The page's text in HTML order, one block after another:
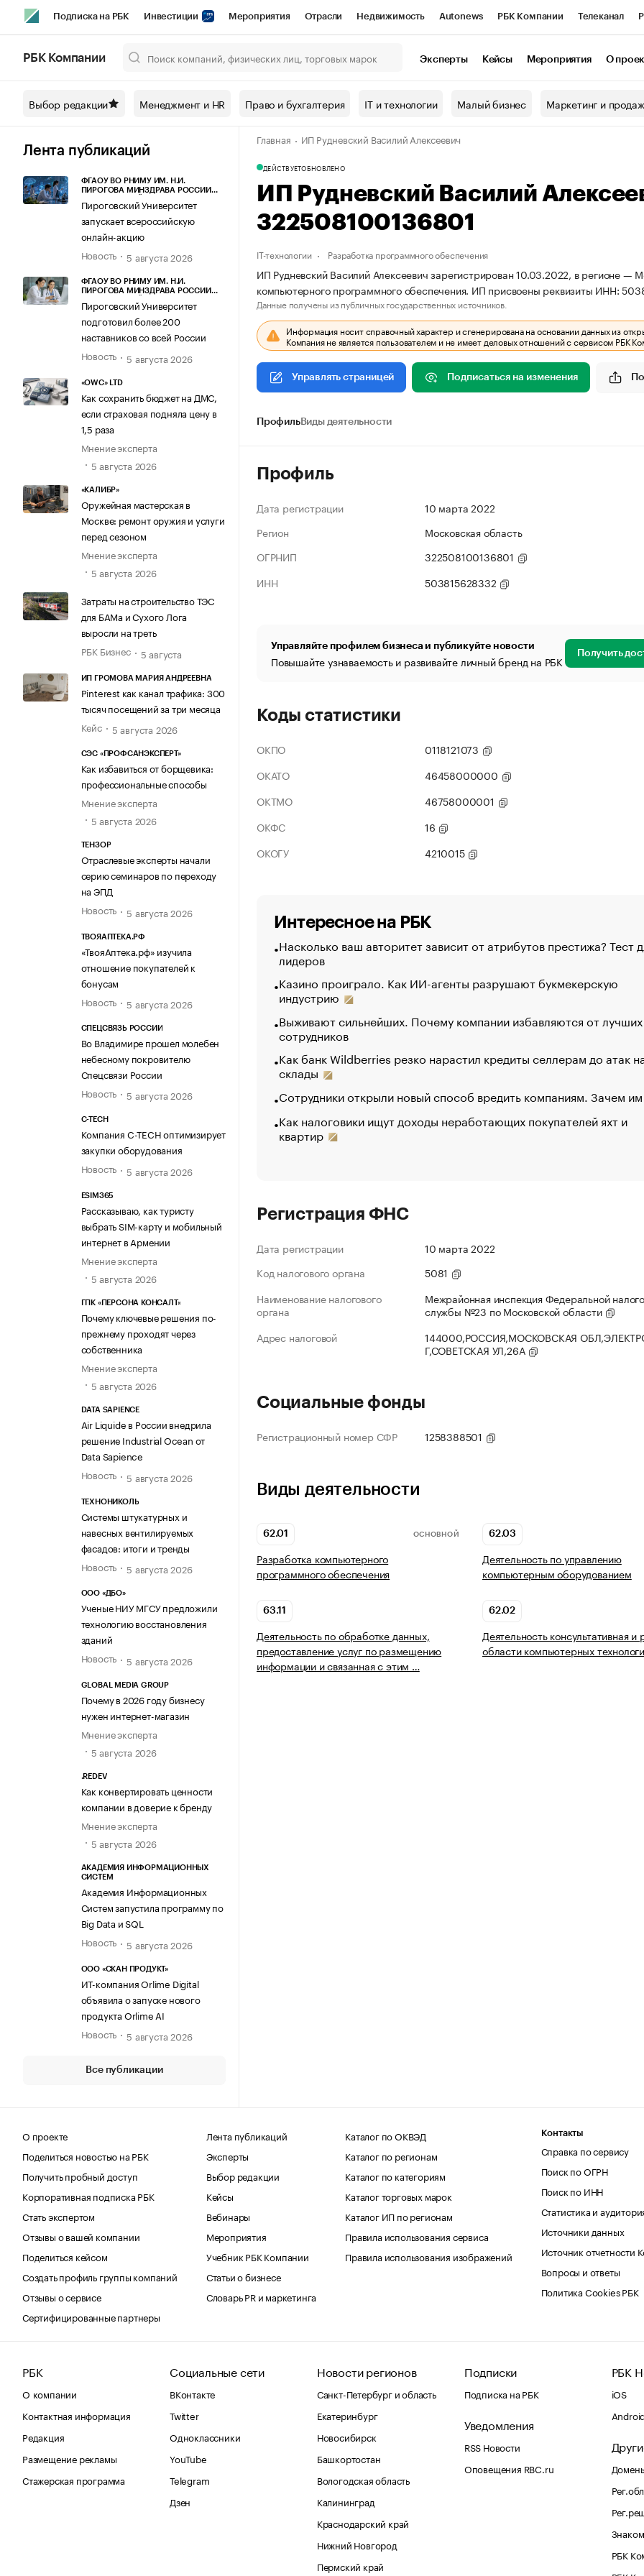
Подписка на РБК Инвестиции Мероприятия Отрасли Недвижимость Autonews РБК Компании Телеканал
Спецпроекты СПб Конференции СПб Спецпроекты Проверка контрагентов
Технологии и медиа Рынок наличной валюты
РБК Компании Эксперты Кейсы Мероприятия О
Выбор редакции Менеджмент и HR Право и бухгалтерия IT и технологии Малый бизнес Маркетинг и
Лента публикаций
ФГАОУ ВО РНИМУ ИМ. Н.И.
ПИРОГОВА МИНЗДРАВА РОССИИ
Пироговский Университет
запускает всероссийскую
онлайн-акцию
Новость
5 августа 2026
ФГАОУ ВО РНИМУ ИМ. Н.И.
ПИРОГОВА МИНЗДРАВА РОССИИ
Пироговский Университет
подготовил более 200
наставников со всей России
Новость
5 августа 2026
«OWC» LTD
Как сохранить бюджет на ДМС,
если страховая подняла цену в
1,5 раза
Мнение эксперта
5 августа 2026
«КАЛИБР»
Оружейная мастерская в
Москве: ремонт оружия и услуги
перед сезоном
Мнение эксперта
5 августа 2026
Затраты на строительство ТЭС
для БАМа и Сухого Лога
выросли на треть
РБК Бизнес
5 августа
ИП ГРОМОВА МАРИЯ АНДРЕЕВНА
Pinterest как канал трафика: 300
тысяч посещений за три месяца
Кейс
5 августа 2026
СЭС «ПРОФСАНЭКСПЕРТ»
Как избавиться от борщевика:
профессиональные способы
Мнение эксперта
5 августа 2026
ТЕНЗОР
Отраслевые эксперты начали
серию семинаров по переходу
на ЭПД
Новость
5 августа 2026
ТВОЯАПТЕКА.РФ
«ТвояАптека.рф» изучила
отношение покупателей к
бонусам
Новость
5 августа 2026
СПЕЦСВЯЗЬ РОССИИ
Во Владимире прошел молебен
небесному покровителю
Спецсвязи России
Новость
5 августа 2026
C-TECH
Компания C-TECH оптимизирует
закупки оборудования
Новость
5 августа 2026
ESIM365
Рассказываю, как туристу
выбрать SIM-карту и мобильный
интернет в Армении
Мнение эксперта
5 августа 2026
ГПК «ПЕРСОНА КОНСАЛТ»
Почему ключевые решения по-
прежнему проходят через
собственника
Мнение эксперта
5 августа 2026
DATA SAPIENCE
Air Liquide в России внедрила
решение Industrial Ocean от
Data Sapience
Новость
5 августа 2026
ТЕХНОНИКОЛЬ
Системы штукатурных и
навесных вентилируемых
фасадов: итоги и тренды
Новость
5 августа 2026
ООО «ДБО»
Ученые НИУ МГСУ предложили
технологию восстановления
зданий
Новость
5 августа 2026
GLOBAL MEDIA GROUP
Почему в 2026 году бизнесу
нужен интернет-магазин
Мнение эксперта
5 августа 2026
.REDEV
Как конвертировать ценности
компании в доверие к бренду
Мнение эксперта
5 августа 2026
АКАДЕМИЯ ИНФОРМАЦИОННЫХ
СИСТЕМ
Академия Информационных
Систем запустила программу по
Big Data и SQL
Новость
5 августа 2026
ООО «СКАН ПРОДУКТ»
ИТ-компания Orlime Digital
объявила о запуске нового
продукта Orlime AI
Новость
5 августа 2026
Все публикации
Главная ИП Рудневский Василий Алексеевич
ДЕЙСТВУЕТОБНОВЛЕНО
ИП Рудневский Василий
322508100136801
IT-технологии Разработка программного обеспечения
ИП Рудневский Василий Алексеевич зарегистрирован 10.03.2022, в регионе —
компьютерного программного обеспечения. ИП присвоены реквизиты ИНН:
Данные получены из публичных государственных источников.
Информация носит справочный характер и сгенерирована на основании данных из
Компания не является пользователем и не имеет деловых отношений с сервисом РБК
Управлять страницей Подписаться на изменения
ПрофильВиды деятельности
Профиль
Дата регистрации
10 марта 2022
Регион
Московская область
ОГРНИП
322508100136801
ИНН
503815628332
Управляйте профилем бизнеса и публикуйте новости
Повышайте узнаваемость и развивайте личный бренд на РБК Получить
Коды статистики
ОКПО
0118121073
ОКАТО
46458000000
ОКТМО
46758000001
ОКФС
16
ОКОГУ
4210015
Интересное на РБК
Насколько ваш авторитет зависит от атрибутов престижа? Тест
лидеров
Казино проиграло. Как ИИ-агенты разрушают букмекерскую
индустрию
Выживают сильнейших. Почему компании избавляются от лучших
сотрудников
Как банк Wildberries резко нарастил кредиты селлерам до атак
склады
Сотрудники открыли новый способ вредить компаниям. Зачем
Как налоговики ищут доходы неработающих покупателей яхт и
квартир
Регистрация ФНС
Дата регистрации
10 марта 2022
Код налогового органа
5081
Наименование налогового
органа
Межрайонная инспекция Федеральной
службы №23 по Московской области
Адрес налоговой
144000,РОССИЯ,МОСКОВСКАЯ
Г,СОВЕТСКАЯ УЛ,26А
Социальные фонды
Регистрационный номер СФР 1258388501
Виды деятельности
62.01 ОСНОВНОЙ
Разработка компьютерного
программного обеспечения
62.03
Деятельность по управлению
компьютерным оборудованием
63.11
Деятельность по обработке данных,
предоставление услуг по размещению
информации и связанная с этим …
62.02
Деятельность консультативная и
области компьютерных
О проекте
Поделиться новостью на РБК
Получить пробный доступ
Корпоративная подписка РБК
Стать экспертом
Отзывы о вашей компании
Поделиться кейсом
Создать профиль группы компаний
Отзывы о сервисе
Сертифицированные партнеры
Лента публикаций
Эксперты
Выбор редакции
Кейсы
Вебинары
Мероприятия
Учебник РБК Компании
Статьи о бизнесе
Словарь PR и маркетинга
Каталог по ОКВЭД
Каталог по регионам
Каталог по категориям
Каталог торговых марок
Каталог ИП по регионам
Правила использования сервиса
Правила использования изображений
Контакты
Справка по сервису
Поиск по ОГРН
Поиск по ИНН
Статистика и
Источники данных
Источник отчетности
Вопросы и ответы
Политика Cookies РБК
РБК
О компании
Контактная информация
Редакция
Размещение рекламы
Стажерская программа
Социальные сети
ВКонтакте
Twitter
Одноклассники
YouTube
Telegram
Дзен
Новости регионов
Санкт-Петербург и область
Екатеринбург
Новосибирск
Башкортостан
Вологодская область
Калининград
Краснодарский край
Нижний Новгород
Пермский край
Подписки
Подписка на РБК
Уведомления
RSS Новости
Оповещения RBC.ru
РБК
iOS
РБК